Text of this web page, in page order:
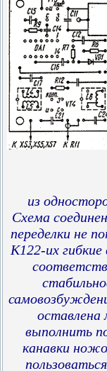
из
Схема
переделки не
К122-их
выполнить
канавки